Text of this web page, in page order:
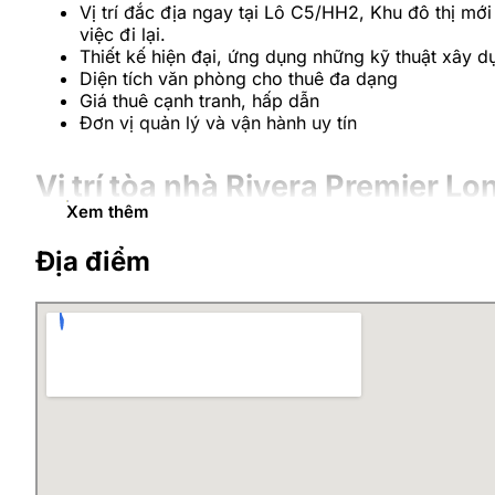
Vị trí đắc địa ngay tại Lô C5/HH2, Khu đô thị
việc đi lại.
Thiết kế hiện đại, ứng dụng những kỹ thuật xây
Diện tích văn phòng cho thuê đa dạng
Giá thuê cạnh tranh, hấp dẫn
Đơn vị quản lý và vận hành uy tín
Vị trí tòa nhà Rivera Premier
Rivera Premier Long Biên
cận, tuyến đường lớn, những khu đô thị lớn như: KĐT
10 phút đến trung tâm thủ đô
3km đến Aeon Mall Long Biên
Xem thêm
Địa điểm